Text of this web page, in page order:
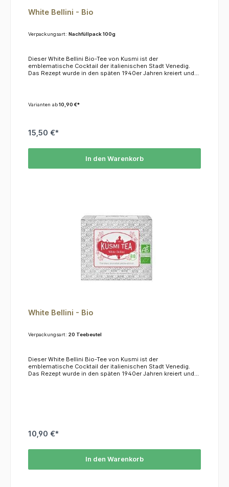
White Bellini - Bio
Verpackungsart: Nachfüllpack 100g
Dieser White Bellini Bio-Tee von Kusmi ist der
emblematische Cocktail der italienischen Stadt Venedig.
Das Rezept wurde in den späten 1940er Jahren kreiert und
Sinne mit einem Pfirsich-Aprikosen-Aroma. KoffeinDieser
Tee enthält kein KoffeinZutatenGrüner Tee*, natürliche
Varianten ab10,90 €*
15,50 €*
In den Warenkorb
White Bellini - Bio
Verpackungsart: 20 Teebeutel
Dieser White Bellini Bio-Tee von Kusmi ist der
emblematische Cocktail der italienischen Stadt Venedig.
Das Rezept wurde in den späten 1940er Jahren kreiert und
10,90 €*
In den Warenkorb